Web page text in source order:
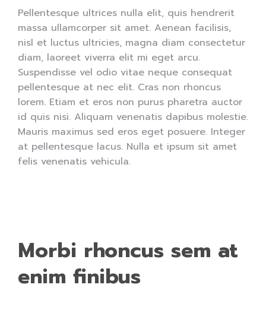
Pellentesque ultrices nulla elit, quis hendrerit
massa ullamcorper sit amet. Aenean facilisis,
nisl et luctus ultricies, magna diam consectetur
diam, laoreet viverra elit mi eget arcu.
Suspendisse vel odio vitae neque consequat
pellentesque at nec elit. Cras non rhoncus
lorem. Etiam et eros non purus pharetra auctor
id quis nisi. Aliquam venenatis dapibus molestie.
Mauris maximus sed eros eget posuere. Integer
at pellentesque lacus. Nulla et ipsum sit amet
felis venenatis vehicula.
Morbi rhoncus sem at
enim finibus